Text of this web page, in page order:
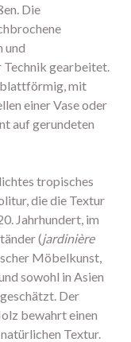
Die
und
Technik gearbeitet.
mit
einer Vase oder
auf gerundeten
tropisches
die die Textur
Jahrhundert, im
(jardinière
Möbelkunst,
sowohl in Asien
Der
bewahrt einen
Textur.